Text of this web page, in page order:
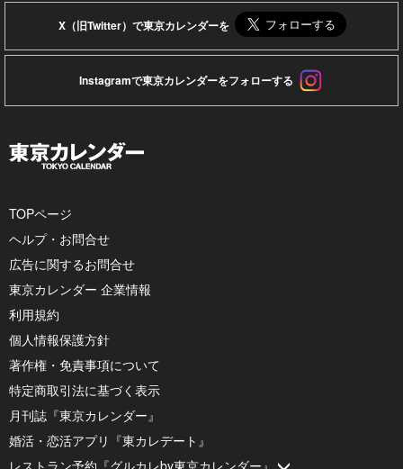
X（旧Twitter）で東京カレンダーを
Instagramで東京カレンダーをフォローする
TOPページ
ヘルプ・お問合せ
広告に関するお問合せ
東京カレンダー 企業情報
利用規約
個人情報保護方針
著作権・免責事項について
特定商取引法に基づく表示
月刊誌『東京カレンダー』
婚活・恋活アプリ『東カレデート』
レストラン予約『グルカレby東京カレンダー』